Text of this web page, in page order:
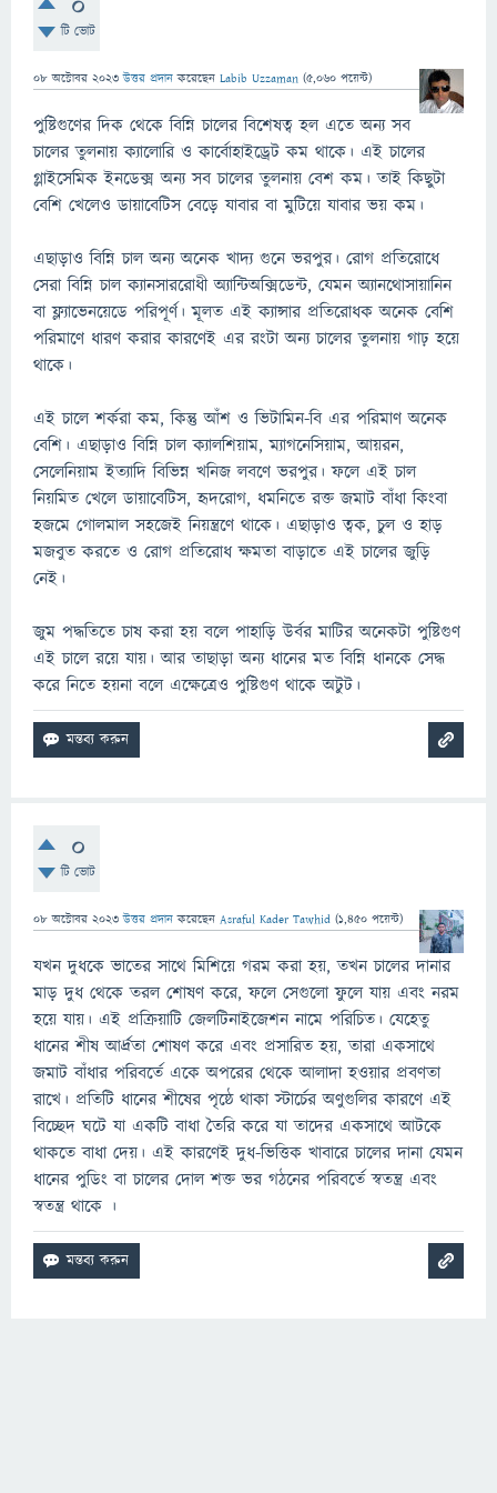
টি ভোট
08 অক্টোবর 2023 উত্তর প্রদান করেছেন Labib Uzzaman (5,060 পয়েন্ট)
পুষ্টিগুণের দিক থেকে বিন্নি চালের বিশেষত্ব হল এতে অন্য সব
চালের তুলনায় ক্যালোরি ও কার্বোহাইড্রেট কম থাকে। এই চালের
গ্লাইসেমিক ইনডেক্স অন্য সব চালের তুলনায় বেশ কম। তাই কিছুটা
বেশি খেলেও ডায়াবেটিস বেড়ে যাবার বা মুটিয়ে যাবার ভয় কম।
এছাড়াও বিন্নি চাল অন্য অনেক খাদ্য গুনে ভরপুর। রোগ প্রতিরোধে
সেরা বিন্নি চাল ক্যানসাররোধী অ্যান্টিঅক্সিডেন্ট, যেমন অ্যানথোসায়ানিন
বা ফ্ল্যাভেনয়েডে পরিপূর্ণ। মূলত এই ক্যান্সার প্রতিরোধক অনেক বেশি
পরিমাণে ধারণ করার কারণেই এর রংটা অন্য চালের তুলনায় গাঢ় হয়ে
থাকে।
এই চালে শর্করা কম, কিন্তু আঁশ ও ভিটামিন-বি এর পরিমাণ অনেক
বেশি। এছাড়াও বিন্নি চাল ক্যালশিয়াম, ম্যাগনেসিয়াম, আয়রন,
সেলেনিয়াম ইত্যাদি বিভিন্ন খনিজ লবণে ভরপুর। ফলে এই চাল
নিয়মিত খেলে ডায়াবেটিস, হৃদরোগ, ধমনিতে রক্ত জমাট বাঁধা কিংবা
হজমে গোলমাল সহজেই নিয়ন্ত্রণে থাকে। এছাড়াও ত্বক, চুল ও হাড়
মজবুত করতে ও রোগ প্রতিরোধ ক্ষমতা বাড়াতে এই চালের জুড়ি
নেই।
জুম পদ্ধতিতে চাষ করা হয় বলে পাহাড়ি উর্বর মাটির অনেকটা পুষ্টিগুণ
এই চালে রয়ে যায়। আর তাছাড়া অন্য ধানের মত বিন্নি ধানকে সেদ্ধ
করে নিতে হয়না বলে এক্ষেত্রেও পুষ্টিগুণ থাকে অটুট।
0
টি ভোট
08 অক্টোবর 2023 উত্তর প্রদান করেছেন Asraful Kader Tawhid (1,450 পয়েন্ট)
যখন দুধকে ভাতের সাথে মিশিয়ে গরম করা হয়, তখন চালের দানার
মাড় দুধ থেকে তরল শোষণ করে, ফলে সেগুলো ফুলে যায় এবং নরম
হয়ে যায়। এই প্রক্রিয়াটি জেলটিনাইজেশন নামে পরিচিত। যেহেতু
ধানের শীষ আর্দ্রতা শোষণ করে এবং প্রসারিত হয়, তারা একসাথে
জমাট বাঁধার পরিবর্তে একে অপরের থেকে আলাদা হওয়ার প্রবণতা
রাখে। প্রতিটি ধানের শীষের পৃষ্ঠে থাকা স্টার্চের অণুগুলির কারণে এই
বিচ্ছেদ ঘটে যা একটি বাধা তৈরি করে যা তাদের একসাথে আটকে
থাকতে বাধা দেয়। এই কারণেই দুধ-ভিত্তিক খাবারে চালের দানা যেমন
ধানের পুডিং বা চালের দোল শক্ত ভর গঠনের পরিবর্তে স্বতন্ত্র এবং
স্বতন্ত্র থাকে ।